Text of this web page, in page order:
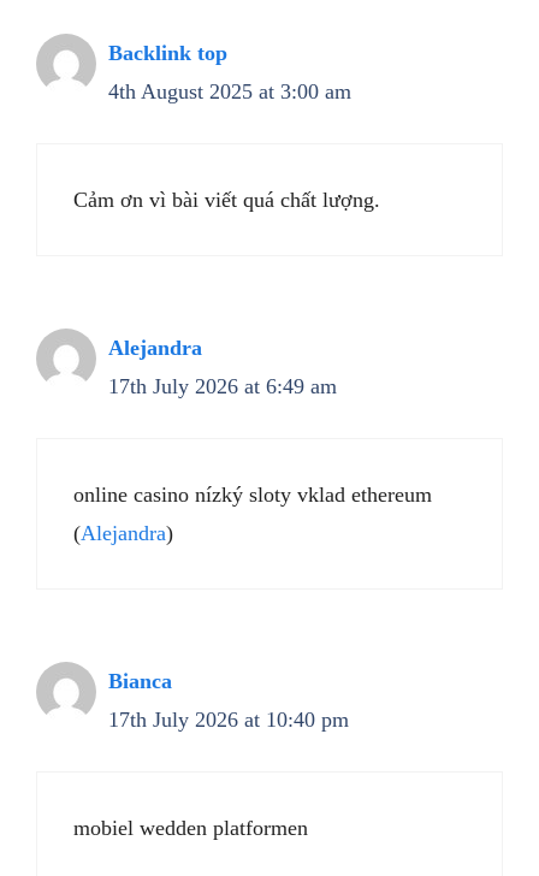
Backlink top
4th August 2025 at 3:00 am
Cảm ơn vì bài viết quá chất lượng.
Alejandra
17th July 2026 at 6:49 am
online casino nízký sloty vklad ethereum
(Alejandra)
Bianca
17th July 2026 at 10:40 pm
mobiel wedden platformen